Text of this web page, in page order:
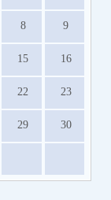
8 9
15 16
22 23
29 30